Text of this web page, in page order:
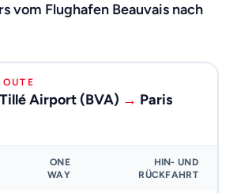
vom Flughafen Beauvais nach
Airport (BVA) → Paris
ONE
WAY
HIN- UND
RÜCKFAHRT